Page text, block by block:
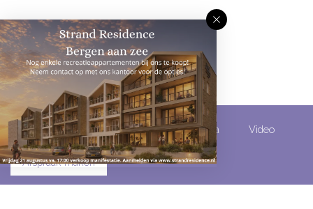
Omschrijving Kenmerken Media Video
Afspraak maken